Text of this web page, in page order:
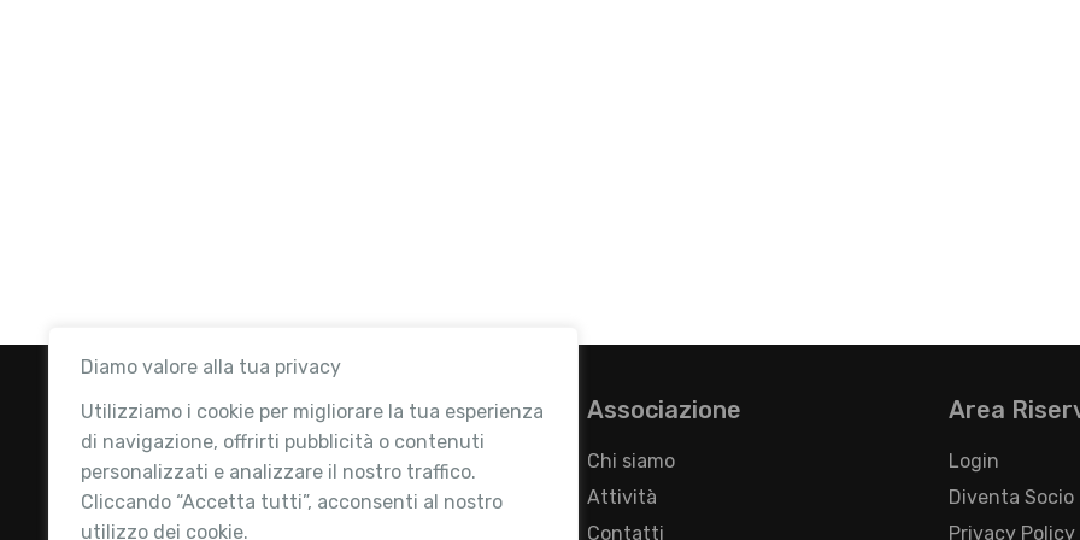
Diamo valore alla tua privacy
Utilizziamo i cookie per migliorare la tua esperienza
di navigazione, offrirti pubblicità o contenuti
personalizzati e analizzare il nostro traffico.
Cliccando “Accetta tutti”, acconsenti al nostro
utilizzo dei cookie.
Associazione
Chi siamo
Attività
Contatti
Area
Login
Diventa Socio
Privacy Policy